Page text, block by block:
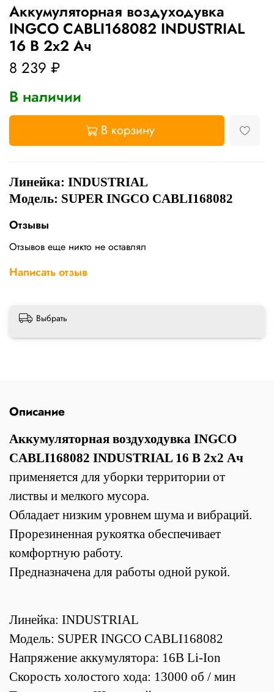
Аккумуляторная воздуходувка
INGCO CABLI168082 INDUSTRIAL
16 В 2x2 Ач
8 239 ₽
В наличии
В корзину
Линейка: INDUSTRIAL
Модель: SUPER INGCO CABLI168082
Отзывы
Отзывов еще никто не оставлял
Написать отзыв
Выбрать
Описание
Аккумуляторная воздуходувка INGCO
CABLI168082 INDUSTRIAL 16 В 2x2 Ач
применяется для уборки территории от
листвы и мелкого мусора.
Обладает низким уровнем шума и вибраций.
Прорезиненная рукоятка обеспечивает
комфортную работу.
Предназначена для работы одной рукой.
Линейка: INDUSTRIAL
Модель: SUPER INGCO CABLI168082
Напряжение аккумулятора: 16В Li-Ion
Скорость холостого хода: 13000 об / мин